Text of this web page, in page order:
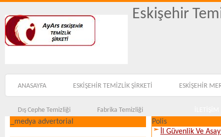
Eskişehir
ANASAYFA ESKİŞEHİR TEMİZLİK ŞİRKETİ ESKİŞEHİR
Dış Cephe Temizliği Fabrika Temizliği
_medya advertorial
Polis
İl Güvenlik Ve